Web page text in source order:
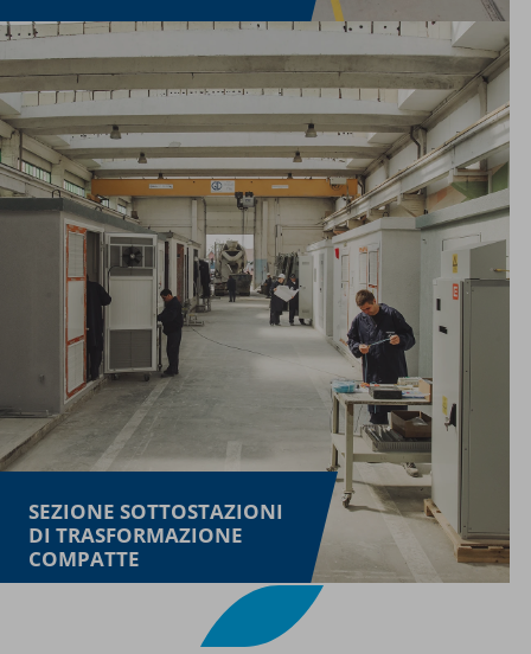
SEZIONE SOTTOSTAZIONI
DI TRASFORMAZIONE
COMPATTE